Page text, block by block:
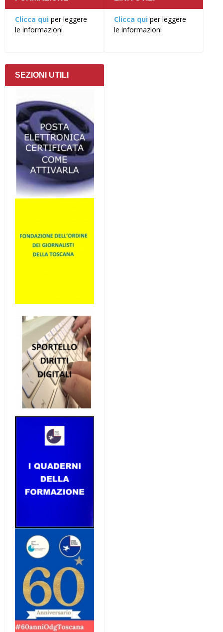
Clicca qui per leggere
le informazioni
Clicca qui per leggere
le informazioni
SEZIONI UTILI